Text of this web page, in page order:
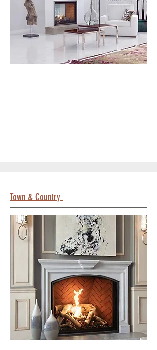
Town & Country